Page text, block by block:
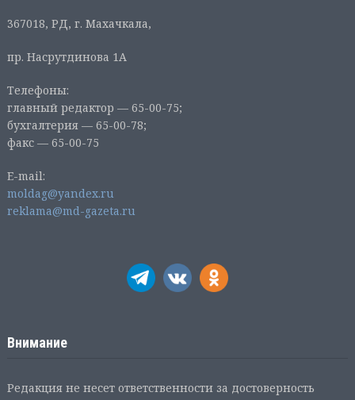
367018, РД, г. Махачкала,
пр. Насрутдинова 1А
Телефоны:
главный редактор — 65-00-75;
бухгалтерия — 65-00-78;
факс — 65-00-75
E-mail:
moldag@yandex.ru
reklama@md-gazeta.ru
Внимание
Редакция не несет ответственности за достоверность